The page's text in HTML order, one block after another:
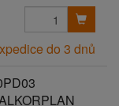
do 3 dnů